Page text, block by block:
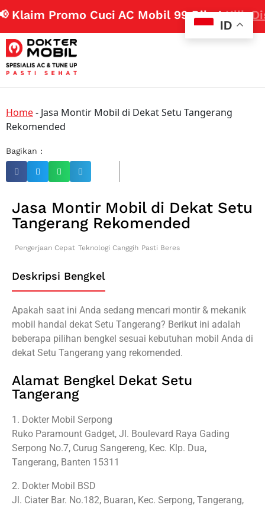
Promo Cuci AC Mobil 99 Ribu!Klik
Home- Jasa Montir Mobil di Dekat Setu Tangerang
Rekomended
Bagikan :
Jasa Montir Mobil di Dekat Setu
Tangerang Rekomended
Pengerjaan Cepat Teknologi Canggih Pasti Beres
Deskripsi Bengkel
Apakah saat ini Anda sedang mencari montir & mekanik
mobil handal dekat Setu Tangerang? Berikut ini adalah
beberapa pilihan bengkel sesuai kebutuhan mobil Anda di
dekat Setu Tangerang yang rekomended.
Alamat Bengkel Dekat Setu
Tangerang
1. Dokter Mobil Serpong
Ruko Paramount Gadget, Jl. Boulevard Raya Gading
Serpong No.7, Curug Sangereng, Kec. Klp. Dua,
Tangerang, Banten 15311
2. Dokter Mobil BSD
Jl. Ciater Bar. No.182, Buaran, Kec. Serpong, Tangerang,
ID